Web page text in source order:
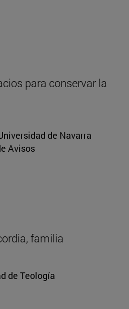
para conservar la
de Navarra
Avisos
familia
de Teología